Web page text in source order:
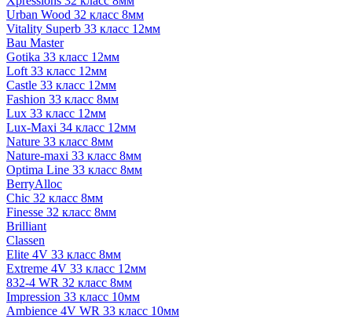
Urban Wood 32 класс 8мм
Vitality Superb 33 класс 12мм
Bau Master
Gotika 33 класс 12мм
Loft 33 класс 12мм
Castle 33 класс 12мм
Fashion 33 класс 8мм
Lux 33 класс 12мм
Lux-Maxi 34 класс 12мм
Nature 33 класс 8мм
Nature-maxi 33 класс 8мм
Optima Line 33 класс 8мм
BerryAlloc
Chic 32 класс 8мм
Finesse 32 класс 8мм
Brilliant
Classen
Elite 4V 33 класс 8мм
Extreme 4V 33 класс 12мм
832-4 WR 32 класс 8мм
Impression 33 класс 10мм
Ambience 4V WR 33 класс 10мм